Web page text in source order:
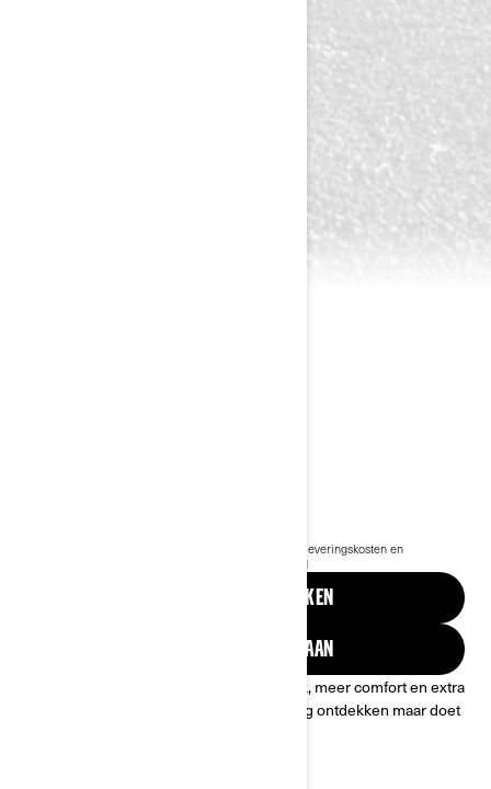
De vanafprijs is inclusief BTW, maar exclusief BPM, leveringskosten en
*Can-Am Spyder RT Limited afgebeeld
AANBIEDINGEN BEKIJKEN
VRAAG EEN OFFERTE AAN
Met de Spyder RT, met een moderne look, meer comfort en extra
bergruimte, kun je niet alleen de open weg ontdekken maar doet